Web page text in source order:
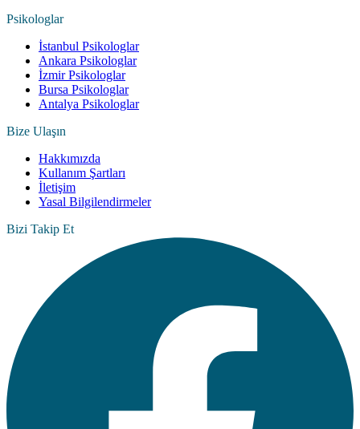
Psikologlar
İstanbul Psikologlar
Ankara Psikologlar
İzmir Psikologlar
Bursa Psikologlar
Antalya Psikologlar
Bize Ulaşın
Hakkımızda
Kullanım Şartları
İletişim
Yasal Bilgilendirmeler
Bizi Takip Et